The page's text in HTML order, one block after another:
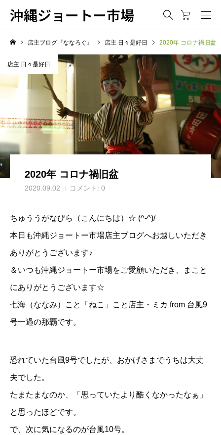
沖縄ジョートー市場
店主ブログ『ななろぐ』 店主 日々是好日 2020年 コロナ禍旧盆
店主 日々是好日
2020年 コロナ禍旧盆
2020.09.02 コメント: 0
ちゅううがなびら（こんにちは）☆ (^-^)/
本日も沖縄ジョートー市場店主ブログへお越しいただき
ありがとうございます♪
＆いつも沖縄ジョートー市場をご愛顧いただき、まこと
にありがとうございます☆
七海（ななみ）こと「 ねこ 」こと店主・ミカ from 台風9
号一過の那覇です。
恐れていた台風9号でしたが、おかげさまでうちは大丈
夫でした。
たまたまなのか、「思っていたより酷くなかったなぁ」
と思ったほどです。
で、次に気になるのが台風10号。